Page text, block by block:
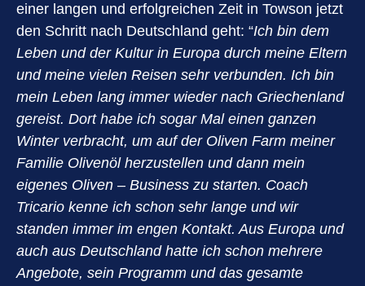
einer langen und erfolgreichen Zeit in Towson jetzt
den Schritt nach Deutschland geht: “Ich bin dem
Leben und der Kultur in Europa durch meine Eltern
und meine vielen Reisen sehr verbunden. Ich bin
mein Leben lang immer wieder nach Griechenland
gereist. Dort habe ich sogar Mal einen ganzen
Winter verbracht, um auf der Oliven Farm meiner
Familie Olivenöl herzustellen und dann mein
eigenes Oliven – Business zu starten. Coach
Tricario kenne ich schon sehr lange und wir
standen immer im engen Kontakt. Aus Europa und
auch aus Deutschland hatte ich schon mehrere
Angebote, sein Programm und das gesamte